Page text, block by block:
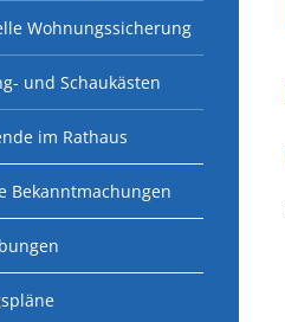
Wohnungssicherung
und Schaukästen
im Rathaus
Bekanntmachungen